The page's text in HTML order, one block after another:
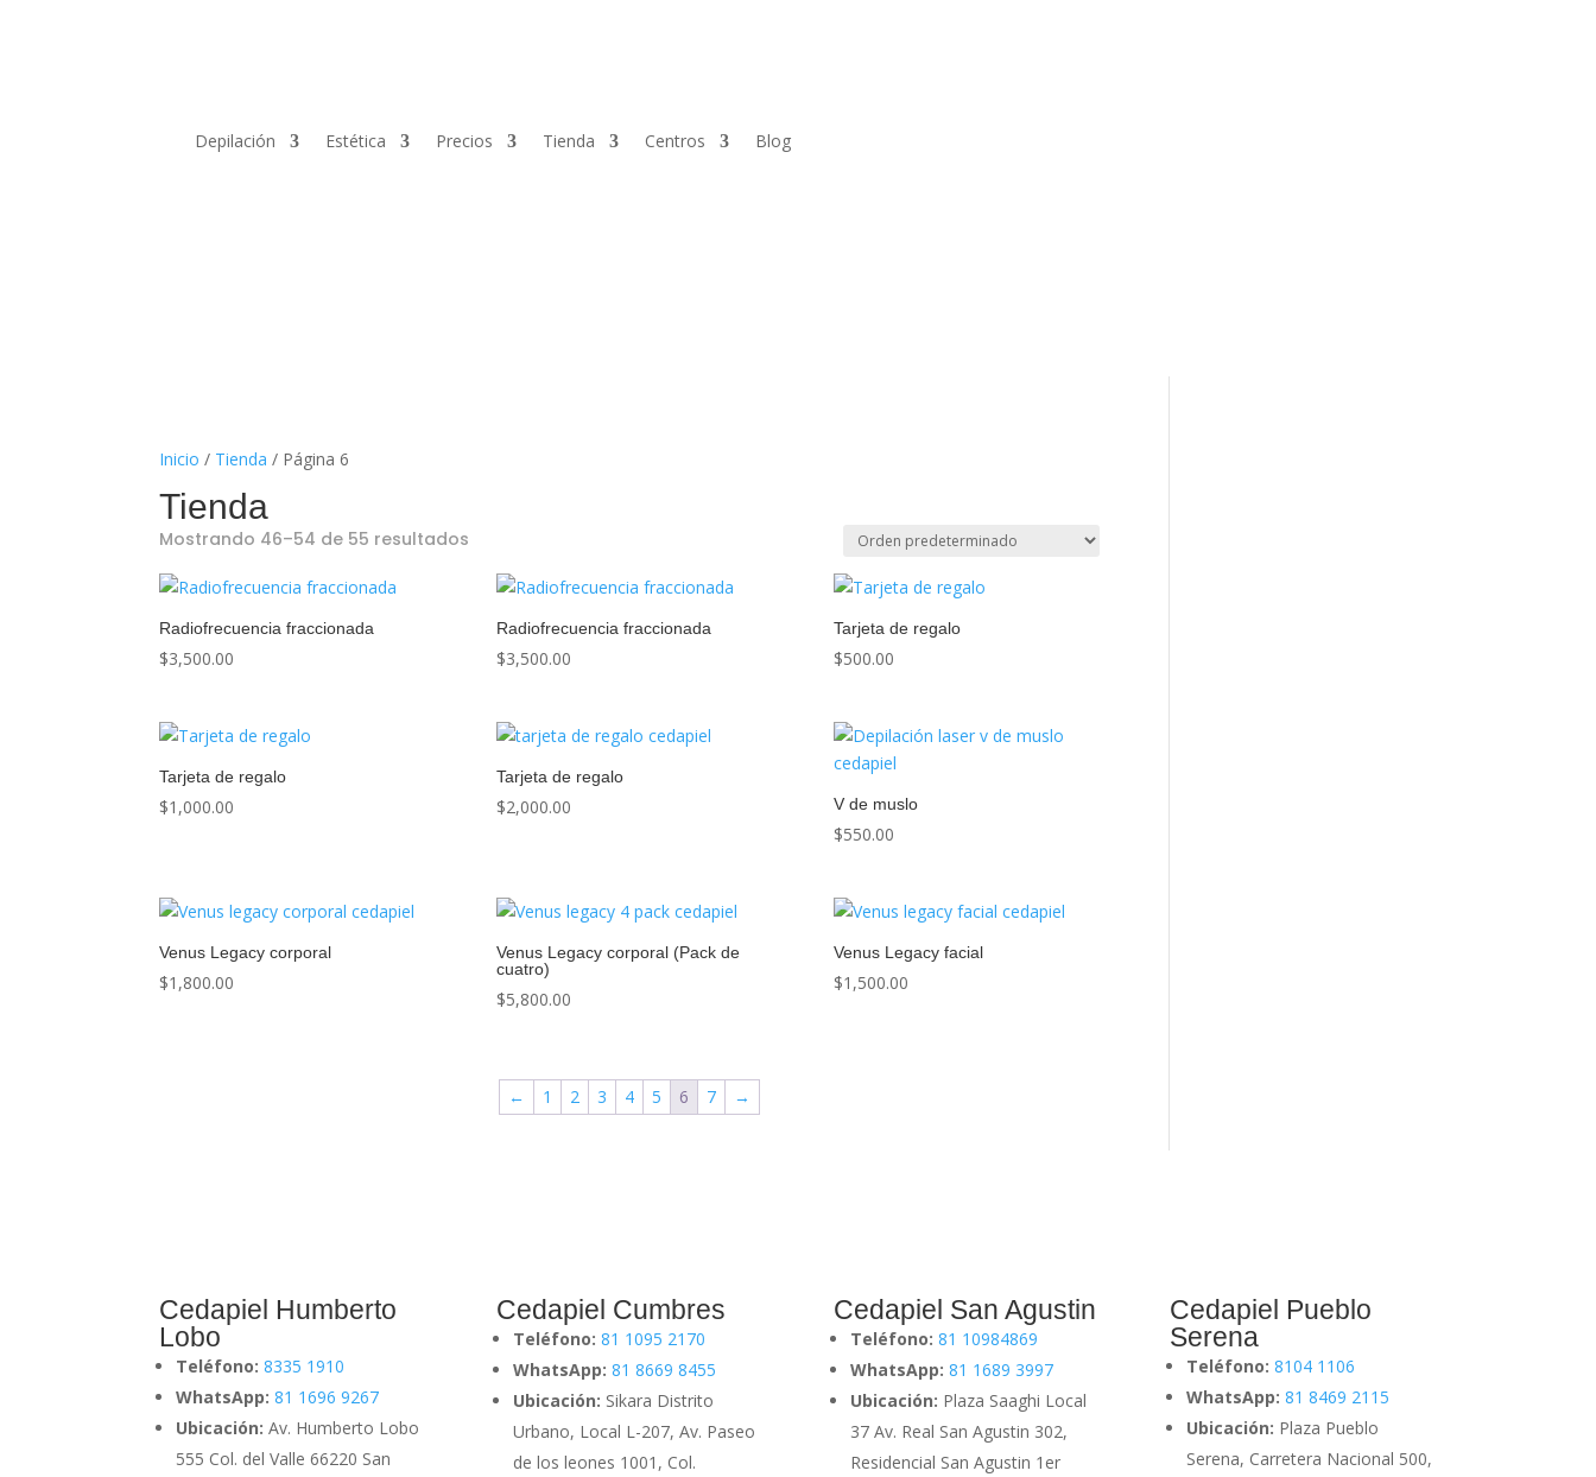
Depilación Estética Precios Tienda Centros Blog
Inicio / Tienda / Página 6
Tienda
Mostrando 46–54 de 55 resultados
Radiofrecuencia fraccionada
$3,500.00
Radiofrecuencia fraccionada
$3,500.00
Tarjeta de regalo
$500.00
Tarjeta de regalo
$1,000.00
Tarjeta de regalo
$2,000.00 V de muslo
$550.00
Venus Legacy corporal
$1,800.00
Venus Legacy corporal (Pack de
cuatro)
$5,800.00
Venus Legacy facial
$1,500.00
← 1 2 3 4 5 6 7 →
Cedapiel Humberto
Lobo
Teléfono:8335 1910
WhatsApp:81 1696 9267
Ubicación:Av. Humberto Lobo
555 Col. del Valle 66220 San
Cedapiel Cumbres
Teléfono: 81 1095 2170
WhatsApp: 81 8669 8455
Ubicación: Sikara Distrito
Urbano, Local L-207, Av. Paseo
de los leones 1001, Col.
Cedapiel San Agustin
Teléfono: 81 10984869
WhatsApp: 81 1689 3997
Ubicación: Plaza Saaghi Local
37 Av. Real San Agustin 302,
Residencial San Agustin 1er
Cedapiel Pueblo
Serena
Teléfono:8104 1106
WhatsApp:81 8469 2115
Ubicación: Plaza Pueblo
Serena, Carretera Nacional 500,